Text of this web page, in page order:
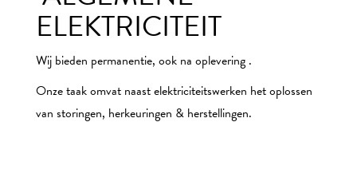
ELEKTRICITEIT
Wij bieden permanentie, ook na oplevering .
Onze taak omvat naast elektriciteitswerken het oplossen
van storingen, herkeuringen & herstellingen.